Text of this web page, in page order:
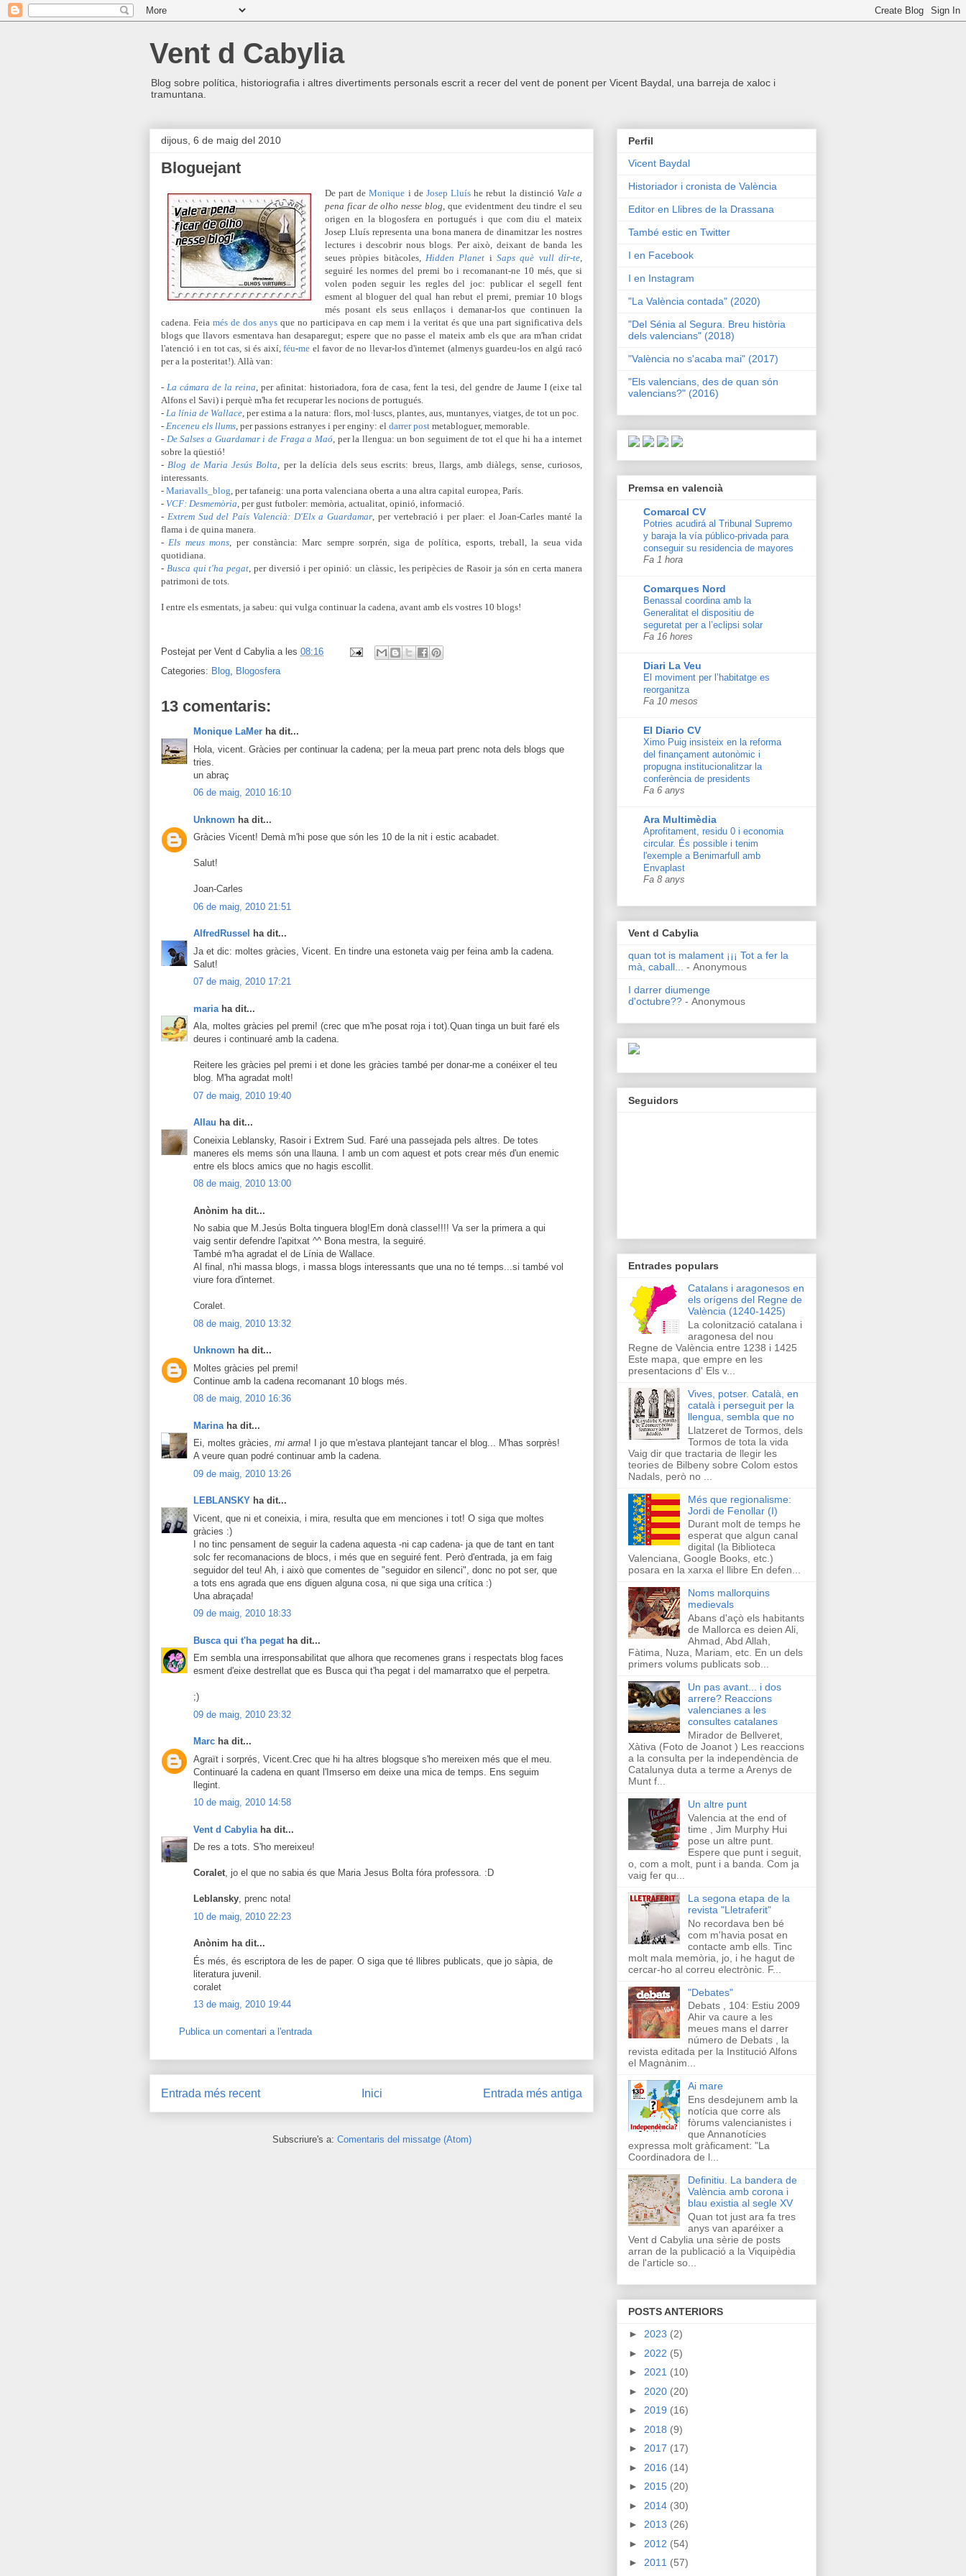
Vent d Cabylia
Blog sobre política, historiografia i altres divertiments personals escrit a recer del vent de ponent per Vicent Baydal, una barreja de xaloc i
tramuntana.
dijous, 6 de maig del 2010
Bloguejant
De part deMonique i de Josep Lluís he rebut la distinció Vale a
pena ficar de olho nesse blog, que evidentment deu tindre el seu
origen en la blogosfera en portugués i que com diu el mateix
Josep Lluís representa una bona manera de dinamitzar les nostres
lectures i descobrir nous blogs. Per això, deixant de banda les
seues pròpies bitàcoles, Hidden Planet iSaps què vull dir-te,
seguiré les normes del premi bo i recomanant-ne 10 més, que si
volen poden seguir les regles del joc: publicar el segell fent
esment al bloguer del qual han rebut el premi, premiar 10 blogs
més posant els seus enllaços i demanar-los que continuen la
cadena. Feia més de dos anys que no participava en cap mem i la veritat és que una part significativa dels
blogs que llavors esmentava han desaparegut; espere que no passe el mateix amb els que ara m'han cridat
l'atenció i en tot cas, si és així,féu-me el favor de no llevar-los d'internet (almenys guardeu-los en algú racó
per a la posteritat!). Allà van:
- La cámara de la reina, per afinitat: historiadora, fora de casa, fent la tesi, del gendre de Jaume I (eixe tal
Alfons el Savi) i perquè m'ha fet recuperar les nocions de portugués.
- La línia de Wallace, per estima a la natura: flors, mol·luscs, plantes, aus, muntanyes, viatges, de tot un poc.
- Enceneu els llums, per passions estranyes i per enginy: el darrer post metabloguer, memorable.
- De Salses a Guardamar i de Fraga a Maó, per la llengua: un bon seguiment de tot el que hi ha a internet
sobre la qüestió!
-Blog de Maria Jesús Bolta, per la delícia dels seus escrits: breus, llargs, amb diàlegs, sense, curiosos,
interessants.
- Mariavalls_blog, per tafaneig: una porta valenciana oberta a una altra capital europea, París.
- VCF: Desmemòria, per gust futboler: memòria, actualitat, opinió, informació.
- Extrem Sud del País Valencià: D'Elx a Guardamar, per vertebració i per plaer: el Joan-Carles manté la
flama i de quina manera.
-Els meus mons, per constància: Marc sempre sorprén, siga de política, esports, treball, la seua vida
quotidiana.
- Busca qui t'ha pegat, per diversió i per opinió: un clàssic, les peripècies de Rasoir ja són en certa manera
patrimoni de tots.
I entre els esmentats, ja sabeu: qui vulga continuar la cadena, avant amb els vostres 10 blogs!
Postejat per Vent d Cabylia a les 08:16
Categories: Blog, Blogosfera
13 comentaris:
Monique LaMer ha dit...
Hola, vicent. Gràcies per continuar la cadena; per la meua part prenc nota dels blogs que
tries.
un abraç
06 de maig, 2010 16:10
Unknown ha dit...
Gràcies Vicent! Demà m'hi pose que són les 10 de la nit i estic acabadet.
Salut!
Joan-Carles
06 de maig, 2010 21:51
AlfredRussel
ha dit...
Ja et dic: moltes gràcies, Vicent. En tindre una estoneta vaig per feina amb la cadena.
Salut!
07 de maig, 2010 17:21
maria ha dit...
Ala, moltes gràcies pel premi! (crec que m'he posat roja i tot).Quan tinga un buit faré els
deures i continuaré amb la cadena.
Reitere les gràcies pel premi i et done les gràcies també per donar-me a conéixer el teu
blog. M'ha agradat molt!
07 de maig, 2010 19:40
Allau ha dit...
Coneixia Leblansky, Rasoir i Extrem Sud. Faré una passejada pels altres. De totes
maneres els mems són una llauna. I amb un com aquest et pots crear més d'un enemic
entre els blocs amics que no hagis escollit.
08 de maig, 2010 13:00
Anònim ha dit...
No sabia que M.Jesús Bolta tinguera blog!Em donà classe!!!! Va ser la primera a qui
vaig sentir defendre l'apitxat ^^ Bona mestra, la seguiré.
També m'ha agradat el de Línia de Wallace.
Al final, n'hi massa blogs, i massa blogs interessants que una no té temps...si també vol
viure fora d'internet.
Coralet.
08 de maig, 2010 13:32
Unknown ha dit...
Moltes gràcies pel premi!
Continue amb la cadena recomanant 10 blogs més.
08 de maig, 2010 16:36
Marina ha dit...
Ei, moltes gràcies, mi arma! I jo que m'estava plantejant tancar el blog... M'has sorprès!
A veure quan podré continuar amb la cadena.
09 de maig, 2010 13:26
LEBLANSKY ha dit...
Vicent, que ni et coneixia, i mira, resulta que em menciones i tot! O siga que moltes
gràcies :)
I no tinc pensament de seguir la cadena aquesta -ni cap cadena- ja que de tant en tant
solc fer recomanacions de blocs, i més que en seguiré fent. Però d'entrada, ja em faig
seguidor del teu! Ah, i això que comentes de "seguidor en silenci", donc no pot ser, que
a tots ens agrada que ens diguen alguna cosa, ni que siga una crítica :)
Una abraçada!
09 de maig, 2010 18:33
Busca qui t'ha pegat ha dit...
Em sembla una irresponsabilitat que alhora que recomenes grans i respectats blog faces
esment d'eixe destrellat que es Busca qui t'ha pegat i del mamarratxo que el perpetra.
;)
09 de maig, 2010 23:32
Marc ha dit...
Agraït i sorprés, Vicent.Crec que hi ha altres blogsque s'ho mereixen més que el meu.
Continuaré la cadena en quant l'Imserso em deixe una mica de temps. Ens seguim
llegint.
10 de maig, 2010 14:58
Vent d Cabylia ha dit...
De res a tots. S'ho mereixeu!
Coralet, jo el que no sabia és que Maria Jesus Bolta fóra professora. :D
Leblansky, prenc nota!
10 de maig, 2010 22:23
Anònim ha dit...
És més, és escriptora de les de paper. O siga que té llibres publicats, que jo sàpia, de
literatura juvenil.
coralet
13 de maig, 2010 19:44
Publica un comentari a l'entrada
Entrada més recent Entrada més antiga
Inici
Subscriure's a: Comentaris del missatge (Atom)
Perfil
Vicent Baydal
Historiador i cronista de València
Editor en Llibres de la Drassana
També estic en Twitter
I en Facebook
I en Instagram
"La València contada" (2020)
"Del Sénia al Segura. Breu història
dels valencians" (2018)
"València no s'acaba mai" (2017)
"Els valencians, des de quan són
valencians?" (2016)
Premsa en valencià
Comarcal CV
Potries acudirá al Tribunal Supremo
y baraja la vía público-privada para
conseguir su residencia de mayores
Fa 1 hora
Comarques Nord
Benassal coordina amb la
Generalitat el dispositiu de
seguretat per a l’eclipsi solar
Fa 16 hores
Diari La Veu
El moviment per l’habitatge es
reorganitza
Fa 10 mesos
El Diario CV
Ximo Puig insisteix en la reforma
del finançament autonòmic i
propugna institucionalitzar la
conferència de presidents
Fa 6 anys
Ara Multimèdia
Aprofitament, residu 0 i economia
circular. És possible i tenim
l'exemple a Benimarfull amb
Envaplast
Fa 8 anys
Vent d Cabylia
quan tot is malament ¡¡¡ Tot a fer la
mà, caball...
- Anonymous
I darrer diumenge
d'octubre?? - Anonymous
Seguidors
Entrades populars
Catalans i aragonesos en
els orígens del Regne de
València (1240-1425)
La colonització catalana i
aragonesa del nou
Regne de València entre 1238 i 1425
Este mapa, que empre en les
presentacions d' Els v...
Vives, potser. Català, en
català i perseguit per la
llengua, sembla que no
Llatzeret de Tormos, dels
Tormos de tota la vida
Vaig dir que tractaria de llegir les
teories de Bilbeny sobre Colom estos
Nadals, però no ...
Més que regionalisme:
Jordi de Fenollar (I)
Durant molt de temps he
esperat que algun canal
digital (la Biblioteca
Valenciana, Google Books, etc.)
posara en la xarxa el llibre En defen...
Noms mallorquins
medievals
Abans d'açò els habitants
de Mallorca es deien Ali,
Ahmad, Abd Allah,
Fàtima, Nuza, Mariam, etc. En un dels
primers volums publicats sob...
Un pas avant... i dos
arrere? Reaccions
valencianes a les
consultes catalanes
Mirador de Bellveret,
Xàtiva (Foto de Joanot ) Les reaccions
a la consulta per la independència de
Catalunya duta a terme a Arenys de
Munt f...
Un altre punt
Valencia at the end of
time , Jim Murphy Hui
pose un altre punt.
Espere que punt i seguit,
o, com a molt, punt i a banda. Com ja
vaig fer qu...
La segona etapa de la
revista "Lletraferit"
No recordava ben bé
com m'havia posat en
contacte amb ells. Tinc
molt mala memòria, jo, i he hagut de
cercar-ho al correu electrònic. F...
"Debates"
Debats , 104: Estiu 2009
Ahir va caure a les
meues mans el darrer
número de Debats , la
revista editada per la Institució Alfons
el Magnànim...
Ai mare
Ens desdejunem amb la
notícia que corre als
fòrums valencianistes i
que Annanotícies
expressa molt gràficament: "La
Coordinadora de l...
Definitiu. La bandera de
València amb corona i
blau existia al segle XV
Quan tot just ara fa tres
anys van aparéixer a
Vent d Cabylia una sèrie de posts
arran de la publicació a la Viquipèdia
de l'article so...
POSTS ANTERIORS
► 2023 (2)
► 2022 (5)
► 2021 (10)
► 2020 (20)
► 2019 (16)
► 2018 (9)
► 2017 (17)
► 2016 (14)
► 2015 (20)
► 2014 (30)
► 2013 (26)
► 2012 (54)
► 2011 (57)